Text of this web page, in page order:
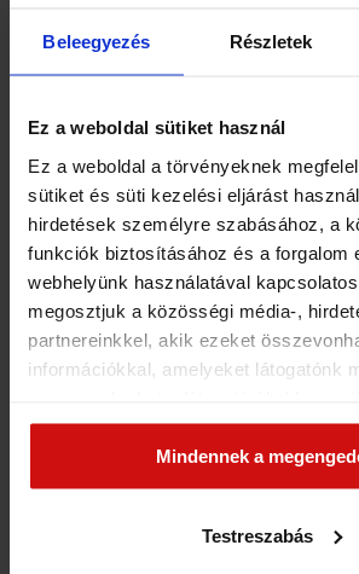
Beleegyezés Részletek
Ez a weboldal sütiket használ
Ez a weboldal a törvényeknek
sütiket és süti kezelési eljárást
hirdetések személyre szabásához, a
funkciók biztosításához és a forgalom
webhelyünk használatával
megosztjuk a közösségi média-,
partnereinkkel, akik ezeket
információkkal, amelyeket látogatónk
szolgáltatásokból gyűjtöttek.
munkánkat és nagyobb felhasználói
biztosíthatunk mi is látogatóinknak.
Mindennek a
Testreszabás
Önt és családját szeretettel!